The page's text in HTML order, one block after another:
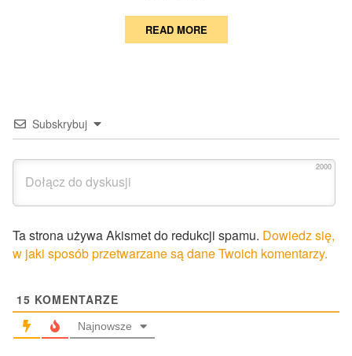
READ MORE
Subskrybuj
2000
Ta strona używa Akismet do redukcji spamu. Dowiedz się,
w jaki sposób przetwarzane są dane Twoich komentarzy.
15 KOMENTARZE
Najnowsze